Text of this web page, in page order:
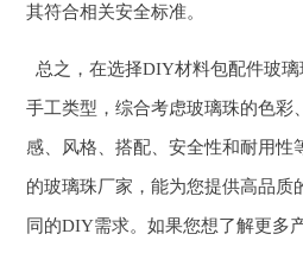
其符合相关安全标准。
总之，在选择DIY材料包配件玻
手工类型，综合考虑玻璃珠的色彩
感、风格、搭配、安全性和耐用性
的玻璃珠厂家，能为您提供高品质
同的DIY需求。如果您想了解更多